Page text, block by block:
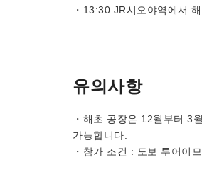
・13:30 JR시오야역에서
유의사항
・해초 공장은 12월부터 3
가능합니다.
・참가 조건 : 도보 투어이